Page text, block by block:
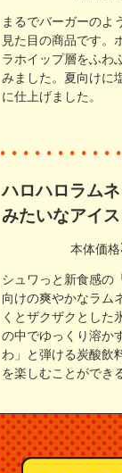
まるでバーガーのよ
見た目の商品です。
ラホイップ層をふわ
みました。夏向けに
に仕上げました。
ハロハロラムネ
みたいなアイス
本体価格
シュワっと新食感の
向けの爽やかなラム
くとザクザクとした
の中でゆっくり溶か
わ」と弾ける炭酸飲
を楽しむことができ